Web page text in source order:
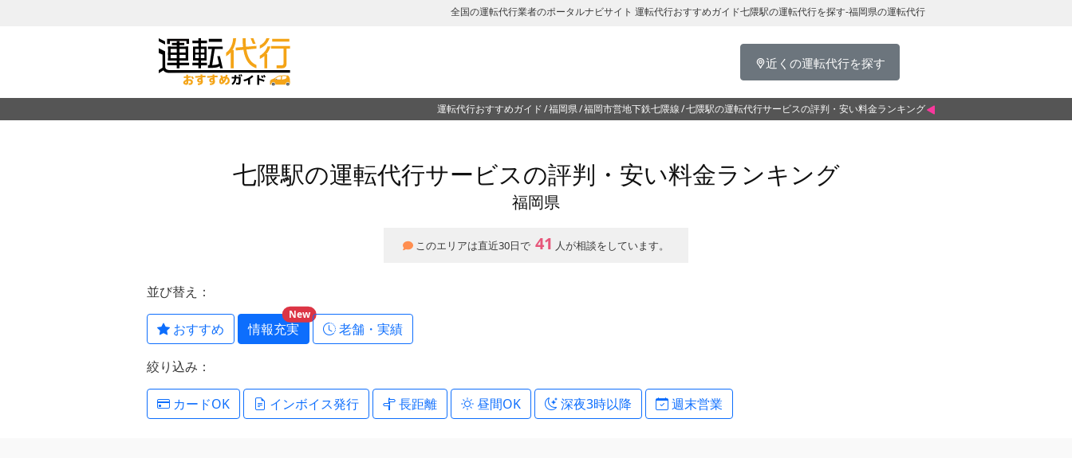
全国の運転代行業者のポータルナビサイト 運転代行おすすめガイド七隈駅の運転代行を探す-福岡県の運転代行
近くの運転代行を探す
運転代行おすすめガイド 福岡県 福岡市営地下鉄七隈線 七隈駅の運転代行サービスの評判・安い料金ランキング
七隈駅の運転代行サービスの評判・安い料金ランキング
福岡県
このエリアは直近30日で 41 人が相談をしています。
並び替え：
おすすめ 情報充実
New
老舗・実績
絞り込み：
カードOK インボイス発行 長距離 昼間OK 深夜3時以降 週末営業